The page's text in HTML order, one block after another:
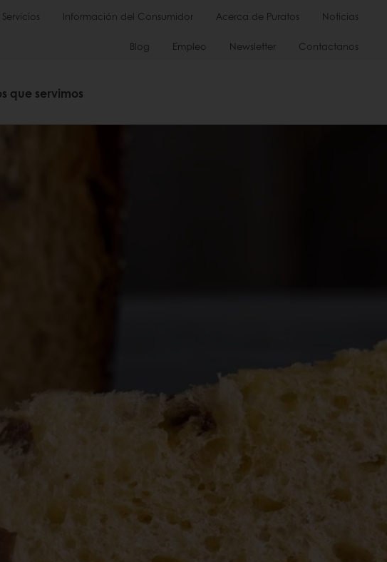
Servicios Información del Consumidor Acerca de Puratos Noticias
Blog Empleo Newsletter Contactanos
que servimos